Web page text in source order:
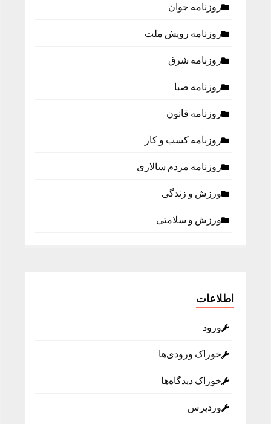
روزنامه جوان
روزنامه رویش ملت
روزنامه شرق
روزنامه صبا
روزنامه قانون
روزنامه كسب و كار
روزنامه مردم سالاری
ورزش و زندگی
ورزش و سلامتی
اطلاعات
ورود
خوراک ورودی‌ها
خوراک دیدگاه‌ها
وردپرس